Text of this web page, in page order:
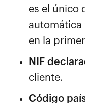
es el único
automática
en la
NIF
cliente.
Código